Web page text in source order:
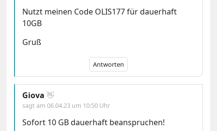
Nutzt meinen Code OLIS177 für dauerhaft
10GB
Gruß
Antworten
Giova 👋
sagt am06.04.23 um 10:50 Uhr
Sofort 10 GB dauerhaft beanspruchen!